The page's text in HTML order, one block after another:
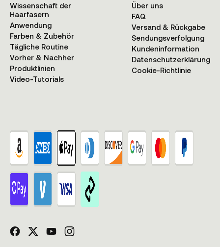
Wissenschaft der
Haarfasern
Anwendung
Farben & Zubehör
Tägliche Routine
Vorher & Nachher
Produktlinien
Video-Tutorials
Über uns
FAQ
Versand & Rückgabe
Sendungsverfolgung
Kundeninformation
Datenschutzerklärung
Cookie-Richtlinie